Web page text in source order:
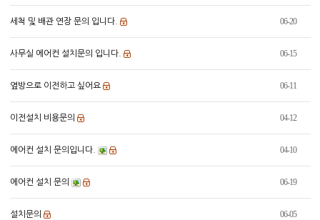
세척 및 배관 연장 문의 입니다. 06-20
사무실 에어컨 설치문의 입니다. 06-15
옆방으로 이전하고 싶어요 06-11
이전설치 비용문의 04-12
에어컨 설치 문의입니다. 04-10
에어컨 설치 문의 06-19
설치문의 06-05